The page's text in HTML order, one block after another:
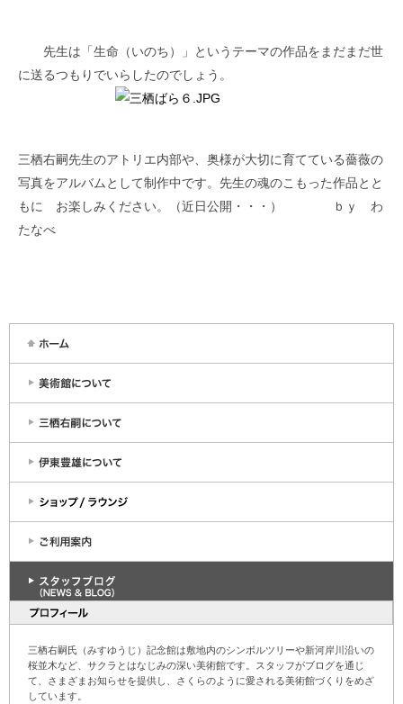
三栖右嗣氏（みすゆうじ）記念館は敷地内のシンボルツリーや新河岸川沿いの
桜並木など、サクラとはなじみの深い美術館です。スタッフがブログを通じ
て、さまざまお知らせを提供し、さくらのように愛される美術館づくりをめざ
しています。
先生は「生命（いのち）」というテーマの作品をまだまだ世
に送るつもりでいらしたのでしょう。
三栖右嗣先生のアトリエ内部や、奥様が大切に育てている薔薇の
写真をアルバムとして制作中です。先生の魂のこもった作品とと
もに お楽しみください。（近日公開・・・） ｂｙ わ
たなべ